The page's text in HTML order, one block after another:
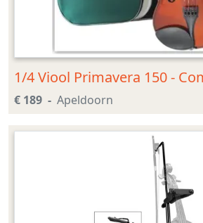
1/4 Viool Primavera 150 -
€ 189 Apeldoorn